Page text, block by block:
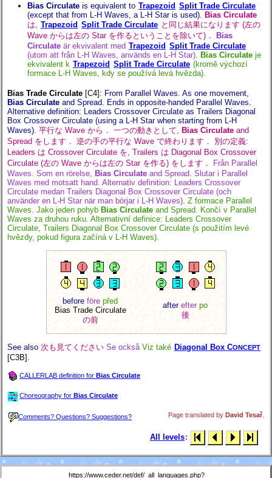
Bias Circulate is equivalent to Trapezoid Split Trade Circulate
(except that from L-H Waves, a L-H Star is used). Bias Circulate
は, Trapezoid Split Trade Circulate と同じ結果になります (左の
Wave からは左の Star を作るということを除いて)．
Bias
Circulate är ekvivalent med Trapezoid Split Trade Circulate
(utom att från L-H Waves, används en L-H Star). Bias Circulate je
ekvivalent k Trapezoid Split Trade Circulate (kromě výchozí
formace L-H Waves, kdy se používá levá hvězda).
Bias Trade Circulate [C4] : From Parallel Waves. As one movement,
Bias Circulate and Spread. Ends in opposite-handed Parallel Waves.
Alternative definition: Leaders Crossover Circulate as Trailers Diagonal
Box Crossover Circulate (using a L-H Star when starting from L-H
Waves). 平行な Wave から． 一つの動きとして, Bias Circulate and
Spread をします． 逆の手の平行な Wave で終わります． 別の定義:
Leaders は Crossover Circulate を, Trailers は Diagonal Box Crossover
Circulate (左の Wave からは左の Star を作る) をします．
Från Parallel
Waves. Som en rörelse, Bias Circulate and Spread. Slutar i Parallel
Waves med motsatt hand. Alternativ definition: Leaders Crossover
Circulate medan Trailers Diagonal Box Crossover Circulate (och
använder en L-H Star när man börjar i L-H Waves). Z formace Parallel
Waves. Jako jeden pohyb Bias Circulate and Spread. Končí v Parallel
Waves za druhou ruku. Alternativní definice: Leaders Crossover
Circulate, Trailers Diagonal Box Crossover Circulate (s použitím levé
hvězdy, pokud figura začíná v L-H Waves).
before före před
Bias Trade Circulate
の前
after efter po
後
See also 次も見てください Se också Viz také Diagonal Box CONCEPT
[C3B].
CALLERLAB definition for Bias Circulate
Choreography for Bias Circulate
Comments? Questions? Suggestions? Page translated by David Tesař
All levels:
https://www.ceder.net/def/_all_languages.php?